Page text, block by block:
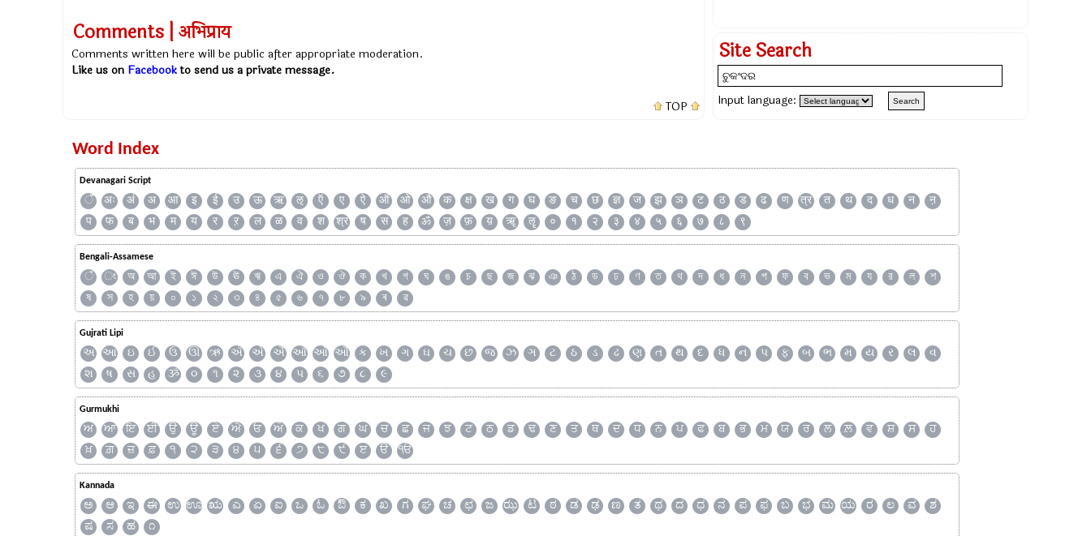
Comments | अभिप्राय
Comments written here will be public after appropriate moderation.
Like us on Facebookto send us a private message.
TOP
Site Search
Input language:
Word Index
Devanagari Script
ँ अः अं अ आ इ ई उ ऊ ऋ ऌ ऍ ए ऐ ऑ ओ औ क क्ष ख ग घ ङ च छ ज्ञ ज झ ञ ट ठ ड ढ ण त्र त थ द ध न
ऩ
प
फ ब भ म य र ऱ ल ळ व श श्र ष स ह ॐ ज़ फ़ य़ ॠ ॡ ० १ २ ३ ४ ५ ६ ७ ८ ९
Bengali-Assamese
ঁ ং অ আ ই ঈ উ ঊ ঋ এ ঐ ও ঔ ক খ গ ঘ ঙ চ ছ জ ঝ ঞ ঠ ড ঢ ণ ত থ দ ধ ন প ফ ব ভ ম য র ল
শ
ষ
স হ য় ০ ১ ২ ৩ ৪ ৫ ৬ ৭ ৮ ৯ ৰ ৱ
Gujrati Lipi
અ આ ઇ ઈ ઉ ઊ ઋ ઍ એ ઐ ઑ ઓ ઔ ક ખ ગ ઘ ચ છ જ ઝ ઞ ટ ઠ ડ ઢ ણ ત થ દ ધ ન પ ફ બ ભ મ ય ર લ
વ
શ
ષ સ હ ૐ ૦ ૧ ૨ ૩ ૪ ૫ ૬ ૭ ૮ ૯
Gurmukhi
ਅ ਆ ਇ ਈ ਉ ਊ ਏ ਐ ਓ ਔ ਕ ਖ ਗ ਘ ਚ ਛ ਜ ਝ ਟ ਠ ਡ ਢ ਣ ਤ ਥ ਦ ਧ ਨ ਪ ਫ ਬ ਭ ਮ ਯ ਰ ਲ ਲ਼ ਵ ਸ਼ ਸ
ਹ
ਖ਼
ਗ਼ ਜ਼ ਫ਼ ੧ ੨ ੩ ੪ ੫ ੬ ੭ ੮ ੯ ੲ ੳ ੴ
Kannada
ಅ ಆ ಇ ಈ ಉ ಊ ಋ ಎ ಏ ಐ ಒ ಓ ಔ ಕ ಖ ಗ ಘ ಚ ಛ ಜ ಝ ಟ ಠ ಡ ಢ ಣ ತ ಥ ದ ಧ ನ ಪ ಫ ಬ ಭ ಮ ಯ ರ ಲ ವ
ಶ
ಷ
ಸ ಹ ೧